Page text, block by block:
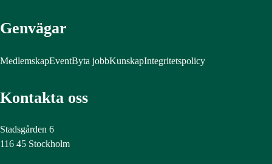
Genvägar
MedlemskapEventByta jobbKunskapIntegritetspolicy
Kontakta oss
Stadsgården 6
116 45 Stockholm